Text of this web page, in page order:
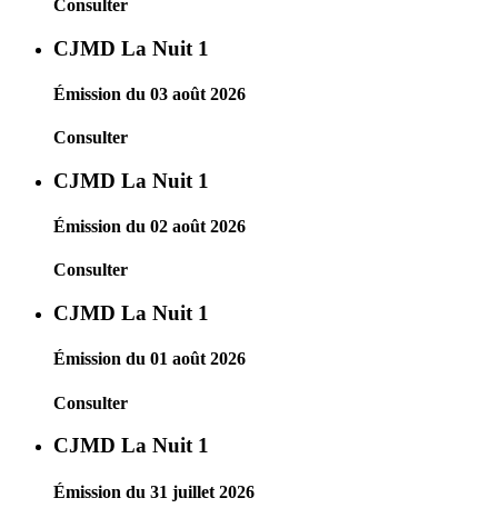
Consulter
CJMD La Nuit 1
Émission du 03 août 2026
Consulter
CJMD La Nuit 1
Émission du 02 août 2026
Consulter
CJMD La Nuit 1
Émission du 01 août 2026
Consulter
CJMD La Nuit 1
Émission du 31 juillet 2026